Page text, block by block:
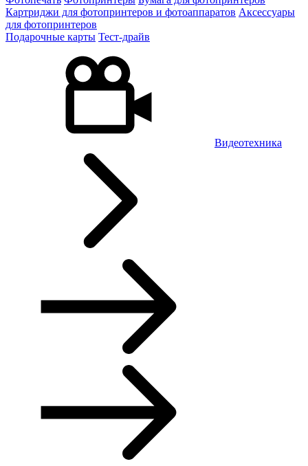
Картриджи для фотопринтеров и фотоаппаратов Аксессуары
для фотопринтеров
Подарочные карты Тест-драйв
Видеотехника